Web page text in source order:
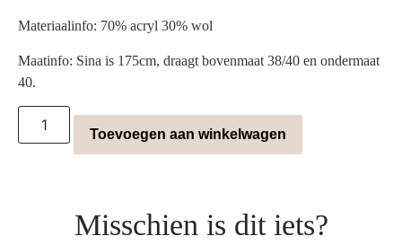
Materiaalinfo: 70% acryl 30% wol
Maatinfo: Sina is 175cm, draagt bovenmaat 38/40 en ondermaat
40.
Toevoegen aan winkelwagen
Misschien is dit iets?